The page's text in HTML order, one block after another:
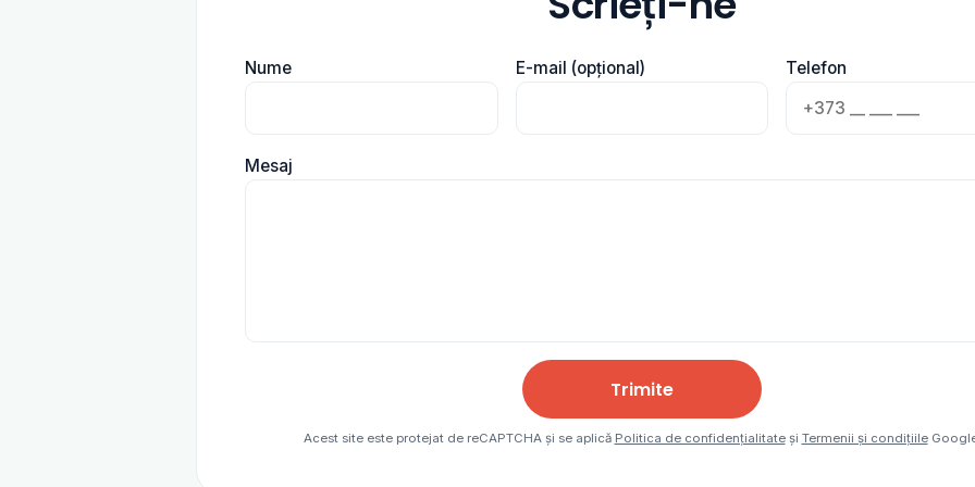
Nume E-mail (opțional) Telefon
Mesaj
Trimite
Acest site este protejat de reCAPTCHA și se aplică Politica de confidențialitateși Termenii și condițiile